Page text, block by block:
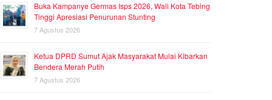
Buka Kampanye Germas Isps 2026, Wali Kota Tebing
Tinggi Apresiasi Penurunan Stunting
7 Agustus 2026
Ketua DPRD Sumut Ajak Masyarakat Mulai Kibarkan
Bendera Merah Putih
7 Agustus 2026